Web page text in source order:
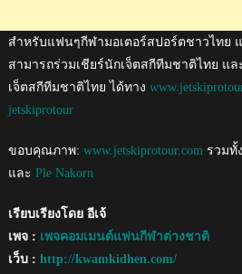
สำหรับแฟนๆกีฬามอเตอร์สปอร์ตชาวไทย
สามารถร่วมเชียร์นักเจ็ตสกีทีมชาติไทย แ
เจ็ตสกีทีมชาติไทย ได้ทาง
jetskiprotour
ขอบคุณภาพ: www.jetskiprotour.com รวมทั้
และ Ple Nakorn
เรียบเรียงโดย อีเจ้
เพจ : เพจคอมเมนต์แฟนกีฬาต่างชาติ
เว็บ : http://kwamkidhen.com/